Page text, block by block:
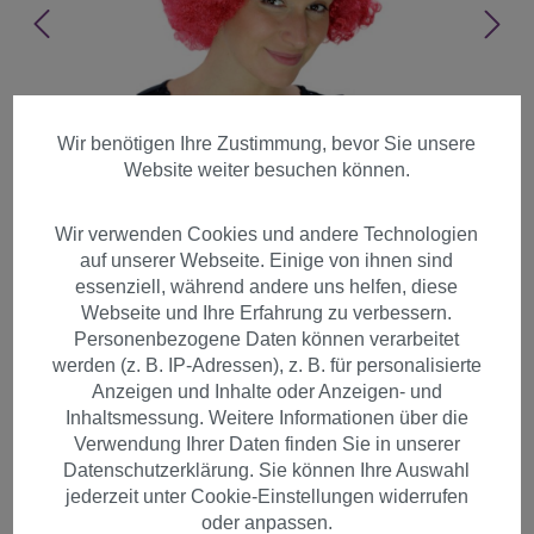
Afro Perücke 70er Jahre Party
Rot Hair Disco PW0011-PC12
Wir benötigen Ihre Zustimmung, bevor Sie unsere
Website weiter besuchen können.
Wir verwenden Cookies und andere Technologien
auf unserer Webseite. Einige von ihnen sind
essenziell, während andere uns helfen, diese
Webseite und Ihre Erfahrung zu verbessern.
Personenbezogene Daten können verarbeitet
werden (z. B. IP-Adressen), z. B. für personalisierte
Anzeigen und Inhalte oder Anzeigen- und
Inhaltsmessung. Weitere Informationen über die
Verwendung Ihrer Daten finden Sie in unserer
Datenschutzerklärung. Sie können Ihre Auswahl
jederzeit unter Cookie-Einstellungen widerrufen
oder anpassen.